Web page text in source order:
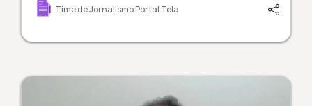
Time de Jornalismo Portal Tela